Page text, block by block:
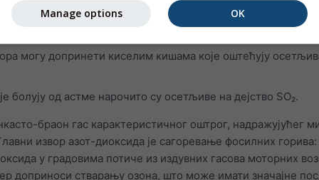
може оштетити људски респираторни систем и отежати
могу допринети киселим кишама које оштећују
болују од астме нарочито су осетљиве на дејство SO₂.
браон гас карактеристичног оштрог, надражујућег
извор азот-диоксида је сагоревање фосилних
у градовима потиче из издувних гасова моторних
доприноси стварању озона, што може имати значајне
OK
Manage options